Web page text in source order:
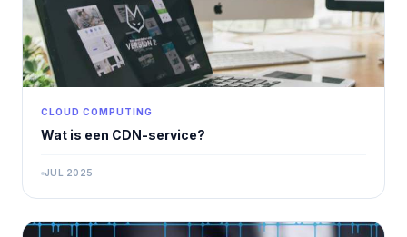
CLOUD COMPUTING
Wat is een CDN-service?
JUL 2025